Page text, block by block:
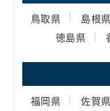
鳥取県 島根県
徳島県
福岡県 佐賀県